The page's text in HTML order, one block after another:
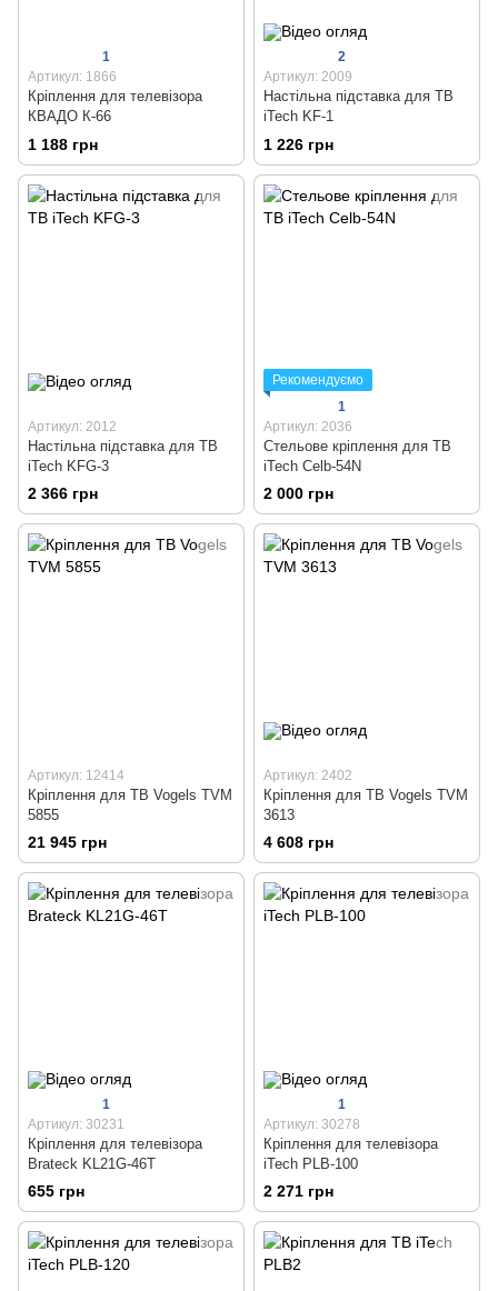
1
Артикул: 1866
Кріплення для телевізора
КВАДО К-66
1 188 грн
2
Артикул: 2009
Настільна підставка для ТВ
iTech KF-1
1 226 грн
Артикул: 2012
Настільна підставка для ТВ
iTech KFG-3
2 366 грн
Рекомендуємо
1
Артикул: 2036
Стельове кріплення для ТВ
iTech Celb-54N
2 000 грн
Артикул: 12414
Кріплення для ТВ Vogels TVM
5855
21 945 грн
Артикул: 2402
Кріплення для ТВ Vogels TVM
3613
4 608 грн
1
Артикул: 30231
Кріплення для телевізора
Brateck KL21G-46T
655 грн
1
Артикул: 30278
Кріплення для телевізора
iTech PLB-100
2 271 грн